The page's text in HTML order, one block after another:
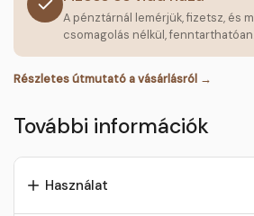
A pénztárnál lemérjük, fizetsz, és
csomagolás nélkül, fenntarthatóan.
Részletes útmutató a vásárlásról →
További információk
Használat